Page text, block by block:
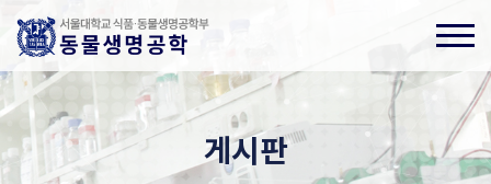
게시판